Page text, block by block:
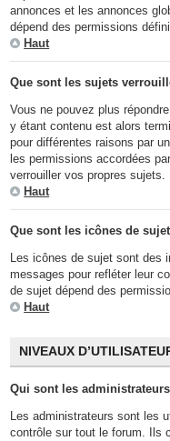
annonces et les annonces
dépend des permissions
Haut
Que sont les sujets
Vous ne pouvez plus
y étant contenu est alors
pour différentes raisons par
les permissions accordées
verrouiller vos propres sujets.
Haut
Que sont les icônes de
Les icônes de sujet sont des
messages pour refléter leur
de sujet dépend des
Haut
NIVEAUX
Qui sont les
Les administrateurs sont les
contrôle sur tout le forum. Ils